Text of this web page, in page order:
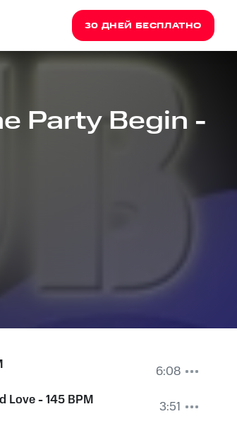
30 ДНЕЙ БЕСПЛАТНО
Party Begin -
6:08
Love - 145 BPM
3:51